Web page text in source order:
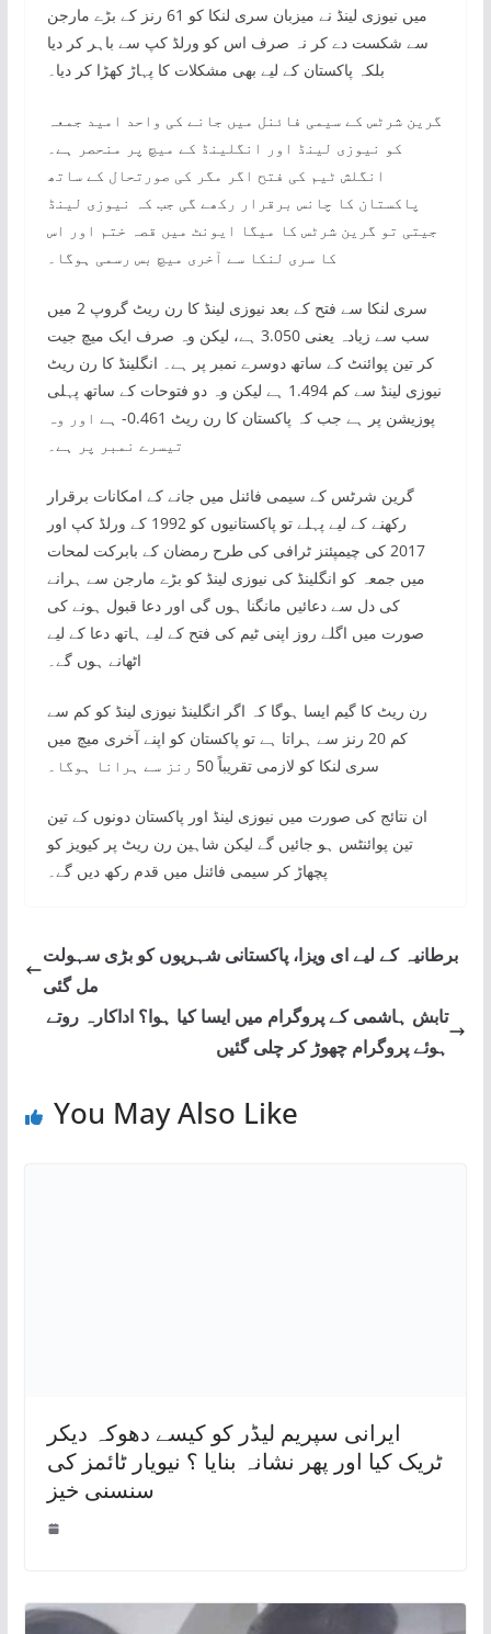
میں نیوزی لینڈ نے میزبان سری لنکا کو 61 رنز کے بڑے مارجن
سے شکست دے کر نہ صرف اس کو ورلڈ کپ سے باہر کر دیا
بلکہ پاکستان کے لیے بھی مشکلات کا پہاڑ کھڑا کر دیا۔
گرین شرٹس کے سیمی فائنل میں جانے کی واحد امید جمعہ
کو نیوزی لینڈ اور انگلینڈ کے میچ پر منحصر ہے۔
انگلش ٹیم کی فتح اگر مگر کی صورتحال کے ساتھ
پاکستان کا چانس برقرار رکھے گی جب کہ نیوزی لینڈ
جیتی تو گرین شرٹس کا میگا ایونٹ میں قصہ ختم اور اس
کا سری لنکا سے آخری میچ بس رسمی ہوگا۔
سری لنکا سے فتح کے بعد نیوزی لینڈ کا رن ریٹ گروپ 2 میں
سب سے زیادہ یعنی 3.050 ہے، لیکن وہ صرف ایک میچ جیت
کر تین پوائنٹ کے ساتھ دوسرے نمبر پر ہے۔ انگلینڈ کا رن ریٹ
نیوزی لینڈ سے کم 1.494 ہے لیکن وہ دو فتوحات کے ساتھ پہلی
پوزیشن پر ہے جب کہ پاکستان کا رن ریٹ 0.461- ہے اور وہ
تیسرے نمبر پر ہے۔
گرین شرٹس کے سیمی فائنل میں جانے کے امکانات برقرار
رکھنے کے لیے پہلے تو پاکستانیوں کو 1992 کے ورلڈ کپ اور
2017 کی چیمپئنز ٹرافی کی طرح رمضان کے بابرکت لمحات
میں جمعہ کو انگلینڈ کی نیوزی لینڈ کو بڑے مارجن سے ہرانے
کی دل سے دعائیں مانگنا ہوں گی اور دعا قبول ہونے کی
صورت میں اگلے روز اپنی ٹیم کی فتح کے لیے ہاتھ دعا کے لیے
اٹھانے ہوں گے۔
رن ریٹ کا گیم ایسا ہوگا کہ اگر انگلینڈ نیوزی لینڈ کو کم سے
کم 20 رنز سے ہراتا ہے تو پاکستان کو اپنے آخری میچ میں
سری لنکا کو لازمی تقریباً 50 رنز سے ہرانا ہوگا۔
ان نتائج کی صورت میں نیوزی لینڈ اور پاکستان دونوں کے تین
تین پوائنٹس ہو جائیں گے لیکن شاہین رن ریٹ پر کیویز کو
پچھاڑ کر سیمی فائنل میں قدم رکھ دیں گے۔
برطانیہ کے لیے ای ویزا، پاکستانی شہریوں کو بڑی سہولت
مل گئی
تابش ہاشمی کے پروگرام میں ایسا کیا ہوا؟ اداکارہ روتے
ہوئے پروگرام چھوڑ کر چلی گئیں
You May Also Like
ایرانی سپریم لیڈر کو کیسے دھوکہ دیکر
ٹریک کیا اور پھر نشانہ بنایا ؟ نیویار ٹائمز کی
سنسنی خیز